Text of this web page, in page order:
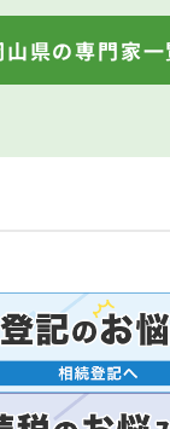
山県の専門家一